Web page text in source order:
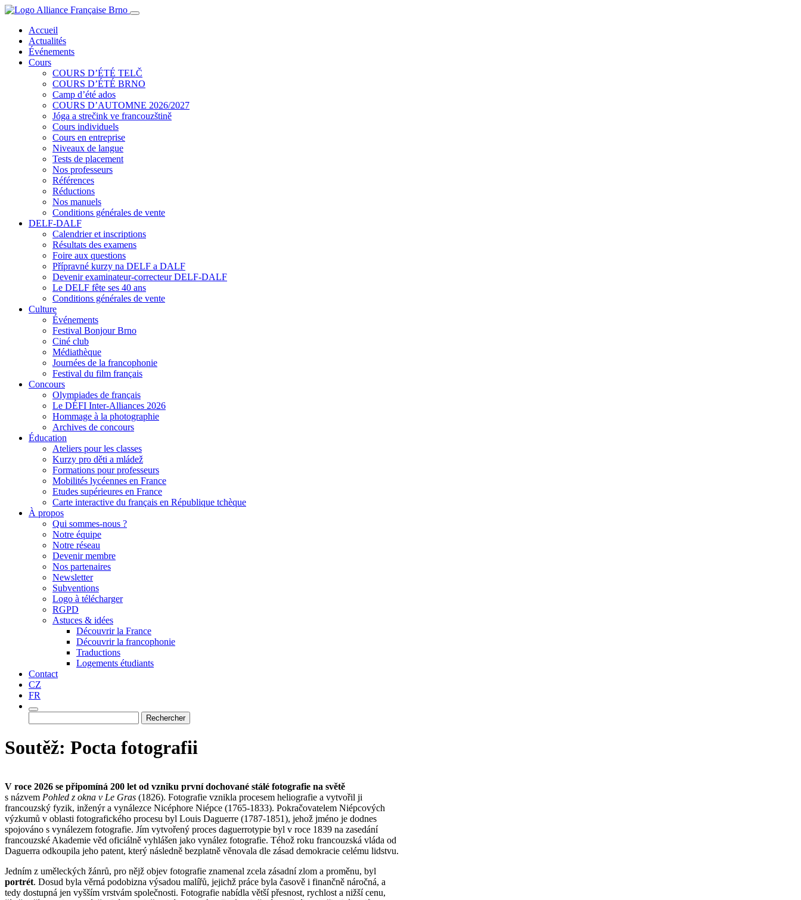
Accueil
Actualités
Événements
Cours
COURS D’ÉTÉ TELČ
COURS D’ÉTÉ BRNO
Camp d’été ados
COURS D’AUTOMNE 2026/2027
Jóga a strečink ve francouzštině
Cours individuels
Cours en entreprise
Niveaux de langue
Tests de placement
Nos professeurs
Références
Réductions
Nos manuels
Conditions générales de vente
DELF-DALF
Calendrier et inscriptions
Résultats des examens
Foire aux questions
Přípravné kurzy na DELF a DALF
Devenir examinateur-correcteur DELF-DALF
Le DELF fête ses 40 ans
Conditions générales de vente
Culture
Événements
Festival Bonjour Brno
Ciné club
Médiathèque
Journées de la francophonie
Festival du film français
Concours
Olympiades de français
Le DÉFI Inter-Alliances 2026
Hommage à la photographie
Archives de concours
Éducation
Ateliers pour les classes
Kurzy pro děti a mládež
Formations pour professeurs
Mobilités lycéennes en France
Etudes supérieures en France
Carte interactive du français en République tchèque
À propos
Qui sommes-nous ?
Notre équipe
Notre réseau
Devenir membre
Nos partenaires
Newsletter
Subventions
Logo à télécharger
RGPD
Astuces & idées
Découvrir la France
Découvrir la francophonie
Traductions
Logements étudiants
Contact
CZ
FR
Soutěž: Pocta fotografii
V roce 2026 se připomíná 200 let od vzniku první dochované stálé fotografie na světě
s názvem Pohled z okna v Le Gras (1826). Fotografie vznikla procesem heliografie a vytvořil ji
francouzský fyzik, inženýr a vynálezce Nicéphore Niépce (1765-1833). Pokračovatelem Niépcových
výzkumů v oblasti fotografického procesu byl Louis Daguerre (1787-1851), jehož jméno je dodnes
spojováno s vynálezem fotografie. Jím vytvořený proces daguerrotypie byl v roce 1839 na zasedání
francouzské Akademie věd oficiálně vyhlášen jako vynález fotografie. Téhož roku francouzská vláda od
Daguerra odkoupila jeho patent, který následně bezplatně věnovala dle zásad demokracie celému lidstvu.
Jedním z uměleckých žánrů, pro nějž objev fotografie znamenal zcela zásadní zlom a proměnu, byl
portrét. Dosud byla věrná podobizna výsadou malířů, jejichž práce byla časově i finančně náročná, a
tedy dostupná jen vyšším vrstvám společnosti. Fotografie nabídla větší přesnost, rychlost a nižší cenu,